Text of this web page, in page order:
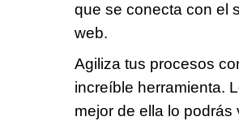
que se conecta con el
web.
Agiliza tus procesos
increíble herramienta.
mejor de ella lo podrás